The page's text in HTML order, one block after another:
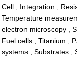
Cell , Integration ,
Temperature
electron microscopy ,
Fuel cells , Titanium ,
systems , Substrates ,